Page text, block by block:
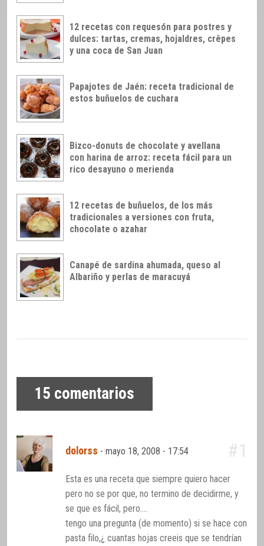
12 recetas con requesón para postres y
dulces: tartas, cremas, hojaldres, crêpes
y una coca de San Juan
Papajotes de Jaén: receta tradicional de
estos buñuelos de cuchara
Bizco-donuts de chocolate y avellana
con harina de arroz: receta fácil para un
rico desayuno o merienda
12 recetas de buñuelos, de los más
tradicionales a versiones con fruta,
chocolate o azahar
Canapé de sardina ahumada, queso al
Albariño y perlas de maracuyá
15 comentarios
dolorss -mayo 18, 2008 - 17:54 #1
Esta es una receta que siempre quiero hacer
pero no se por que, no termino de decidirme, y
se que es fácil, pero….
tengo una pregunta (de momento) si se hace con
pasta filo,¿ cuantas hojas creeis que se tendrían